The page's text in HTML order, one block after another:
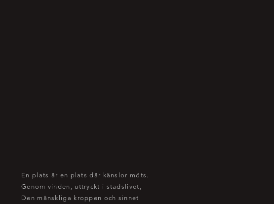
En plats är en plats där känslor möts.
Genom vinden, uttryckt i stadslivet,
Den mänskliga kroppen och sinnet